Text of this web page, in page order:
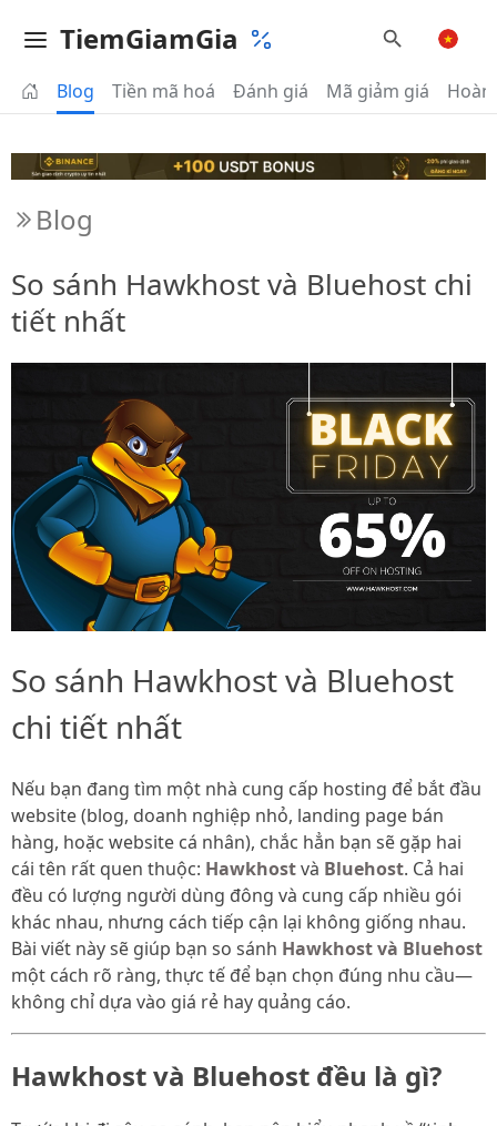
TiemGiamGia
Blog Tiền mã hoá Đánh giá Mã giảm giá
Blog
So sánh Hawkhost và Bluehost chi
tiết nhất
So sánh Hawkhost và Bluehost
chi tiết nhất
Nếu bạn đang tìm một nhà cung cấp hosting để bắt đầu
website (blog, doanh nghiệp nhỏ, landing page bán
hàng, hoặc website cá nhân), chắc hẳn bạn sẽ gặp hai
cái tên rất quen thuộc: Hawkhostvà Bluehost. Cả hai
đều có lượng người dùng đông và cung cấp nhiều gói
khác nhau, nhưng cách tiếp cận lại không giống nhau.
Bài viết này sẽ giúp bạn so sánh Hawkhost và Bluehost
một cách rõ ràng, thực tế để bạn chọn đúng nhu cầu—
không chỉ dựa vào giá rẻ hay quảng cáo.
Hawkhost và Bluehost đều là gì?